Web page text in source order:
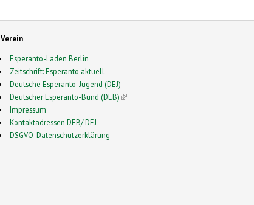
Verein
Esperanto-Laden Berlin
Zeitschrift: Esperanto aktuell
Deutsche Esperanto-Jugend (DEJ)
Deutscher Esperanto-Bund (DEB)(link is external)
Impressum
Kontaktadressen DEB/ DEJ
DSGVO-Datenschutzerklärung